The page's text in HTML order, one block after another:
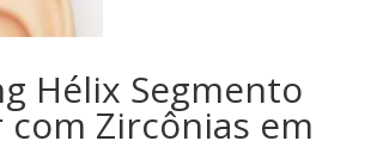
Hélix Segmento
com Zircônias em